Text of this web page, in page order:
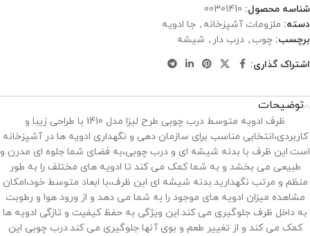
شناسه محصول: 00301410
دسته: ملزومات آشپزخانه , جا ادویه
برچسب: چوب , درب دار , شیشه
اشتراک گذاری:
توضیحات
ظرف ادویه متوسط درب چوبی طرح لیزا مدل 1410 با طراحی زیبا و
کاربردی،انتخابی مناسب برای سازمان ‌دهی و نگهداری ادویه ‌ها در آشپزخانه
است.این ظرف با بدنه شیشه ‌ای و درب چوبی،به فضای شما جلوه‌ ای مدرن و
طبیعی می ‌بخشد و به شما کمک می‌ کند تا ادویه ‌های مختلف را به طور
منظم و مرتب نگهدارید.بدنه شیشه ‌ای این ظرف،با ابعاد متوسط خود،امکان
مشاهده میزان ادویه ‌های موجود را به شما می ‌دهد و از ورود هوا و رطوبت
به داخل ظرف جلوگیری می‌ کند.این ویژگی به حفظ کیفیت و تازگی ادویه ‌ها
کمک می‌ کند و از تغییر طعم و بوی آنها جلوگیری می ‌کند.درب چوبی این